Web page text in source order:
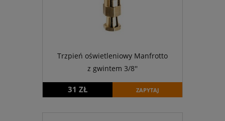
Trzpień oświetleniowy Manfrotto
z gwintem 3/8''
31 ZŁ ZAPYTAJ